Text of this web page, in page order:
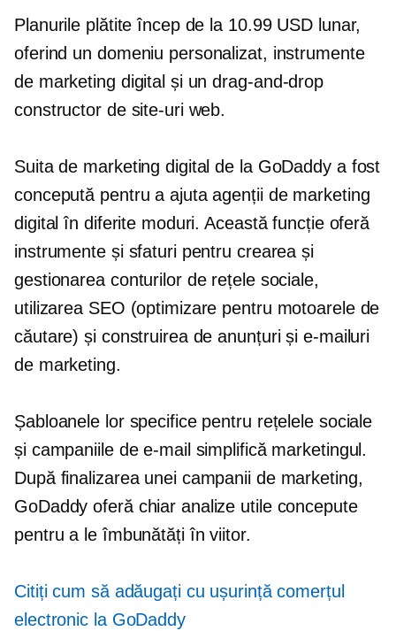
Planurile plătite încep de la 10.99 USD lunar,
oferind un domeniu personalizat, instrumente
de marketing digital și undrag-and-drop
constructor de site-uri web.
Suita de marketing digital de la GoDaddy a fost
concepută pentru a ajuta agenții de marketing
digital în diferite moduri. Această funcție oferă
instrumente și sfaturi pentru crearea și
gestionarea conturilor de rețele sociale,
utilizarea SEO (optimizare pentru motoarele de
căutare) și construirea de anunțuri și e-mailuri
de marketing.
Șabloanele lor specifice pentru rețelele sociale
și campaniile de e-mail simplifică marketingul.
După finalizarea unei campanii de marketing,
GoDaddy oferă chiar analize utile concepute
pentru a le îmbunătăți în viitor.
Citiți cum să adăugați cu ușurință comerțul
electronic la GoDaddy